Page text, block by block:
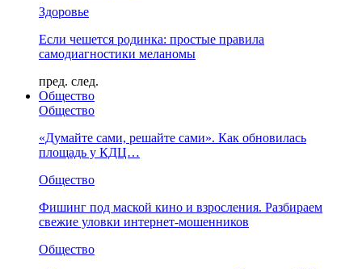
Здоровье
Если чешется родинка: простые правила
самодиагностики меланомы
пред. след.
Общество
Общество
«Думайте сами, решайте сами». Как обновилась
площадь у КДЦ…
Общество
Фишинг под маской кино и взросления. Разбираем
свежие уловки интернет-мошенников
Общество